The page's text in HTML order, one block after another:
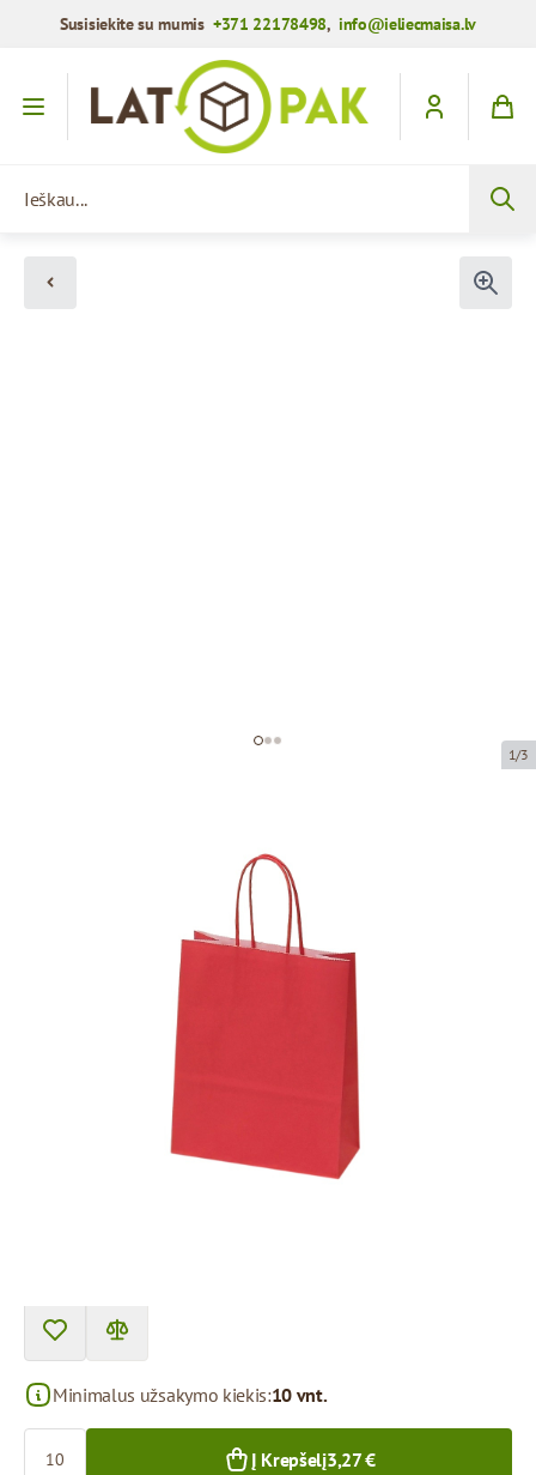
Susisiekite su mumis+371 22178498, info@ieliecmaisa.lv
1/3
susuktomis rankenomis
P16083
18 x 8 x 22 cm
kraftpopierius
Prekę galima atsiimti atsiėmimo punkte.
Minimalus užsakymo kiekis:10 vnt.
Į Krepšelį3,27 €